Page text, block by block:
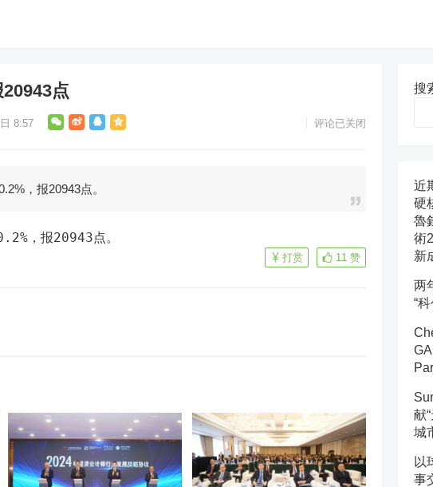
点
8:57 评论已关闭
，报20943点。
，报20943点。
11 赞
打赏
搜
近
硬
魯
術
新
两
“
献
城
以
事